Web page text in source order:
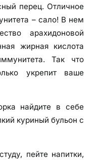
перец. Отличное
– сало! В нем
арахидоновой
жирная кислота
Так что
укрепит ваше
найдите в себе
куриный бульон с
пейте напитки,